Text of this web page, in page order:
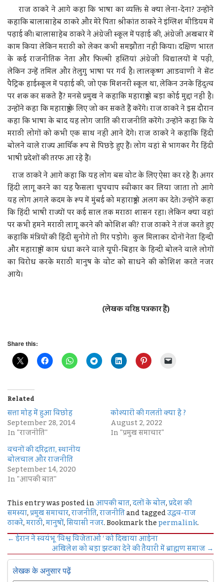
राज ठाकरे ने आगे कहा कि भाषा का व्यक्ति से क्या लेना-देना? उन्होंने
कहाकि बालासाहेब ठाकरे और मेरे पिता श्रीकांत ठाकरे ने इंग्लिश मीडियम में
पढ़ाई की। बालासाहेब ठाकरे ने अंग्रेजी स्कूल में पढ़ाई की, अंग्रेजी अखबार में
काम किया लेकिन मराठी को लेकर कभी समझौता नहीं किया। दक्षिण भारत
के कई राजनीतिक नेता और फिल्मी हस्तियां अंग्रेजी विद्यालयों में पढ़ी,
लेकिन उन्हें तमिल और तेलुगु भाषा पर गर्व है। लालकृष्ण आडवाणी ने सेंट
पैट्रिक हाईस्कूल में पढ़ाई की, जो एक मिशनरी स्कूल था, लेकिन उनके हिंदुत्व
पर शक कर सकते हैं? मनसे प्रमुख ने कहाकि महाराष्ट्र से बड़ा कोई मुद्दा नहीं है।
उन्होंने कहा कि महाराष्ट्र के लिए जो कर सकते हैं करेंगे। राज ठाकरे ने इस दौरान
कहा कि भाषा के बाद यह लोग जाति की राजनीति करेंगे। उन्होंने कहा कि ये
मराठी लोगों को कभी एक साथ नहीं आने देंगे। राज ठाकरे ने कहाकि हिंदी
बोलने वाले राज्य आर्थिक रूप से पिछड़े हुए हैं। लोग वहां से भागकर गैर हिंदी
भाषी प्रदेशों की तरफ आ रहे हैं।
राज ठाकरे ने आगे कहा कि यह लोग बस वोट के लिए ऐसा कर रहे हैं। अगर
हिंदी लागू करने का यह फैसला चुपचाप स्वीकार कर लिया जाता तो आगे
यह लोग अगले कदम के रूप में मुंबई को महाराष्ट्र से अलग कर देते। उन्होंने कहा
कि हिंदी भाषी राज्यों पर कई साल तक मराठा शासन रहा। लेकिन क्या वहां
पर कभी हमने मराठी लागू करने की कोशिश की? राज ठाकरे ने तंज करते हुए
कहाकि मंत्रियों की हिंदी सुनोगे तो गिर पड़ोगे। कुल मिलाकर दोनों नेता हिन्दी
और महाराष्ट्र में काम धंधा करने वाले यूपी-बिहार के हिन्दी बोलने वाले लोगों
का विरोध करके मराठी मानुष के वोट को साधने की कोशिश करते नजर
आये।
(लेखक वरिष्ठ पत्रकार हैं)
Share this:
Related
सत्ता मोह में हुआ विछोह
September 28, 2014
In "राजनीति"
कोश्यारी की गलती क्या है ?
August 2, 2022
In "प्रमुख समाचार"
वचनों की दरिद्रता, स्थानीय
बोलचाल और राजनीति
September 14, 2020
In "आपकी बात"
This entry was posted inआपकी बात,दलों के बोल,प्रदेश की
समस्या,प्रमुख समाचार,राजनीति,राजनीतिand taggedउद्धव-राज
ठाकरे,मराठी,मानुषों,सियासी नजर. Bookmark thepermalink.
←ईरान ने स्वयंभू ‘विश्व विजेताओं ‘ को दिखाया आईना
अखिलेश को बड़ा झटका देने की तैयारी में ब्राह्मण समाज→
लेखक के अनुसार पढ़ें